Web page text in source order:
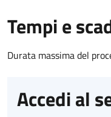
Tempi e
Durata massima del
Accedi al